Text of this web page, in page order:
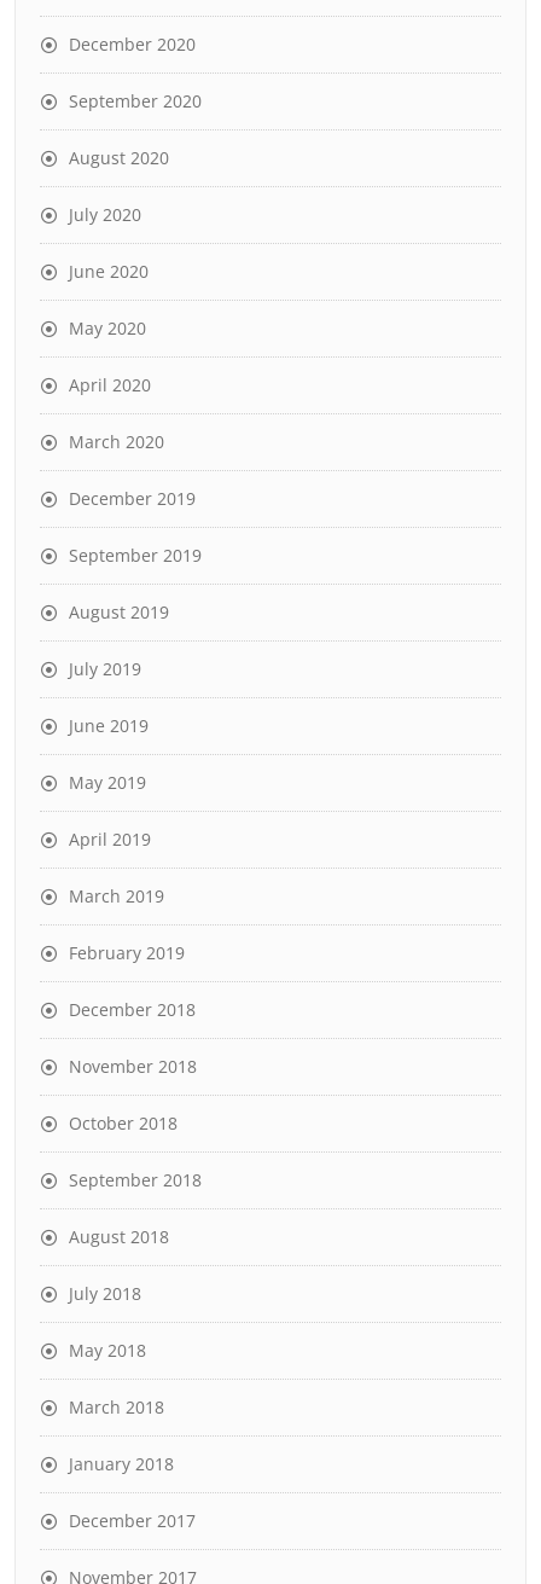
December 2020
September 2020
August 2020
July 2020
June 2020
May 2020
April 2020
March 2020
December 2019
September 2019
August 2019
July 2019
June 2019
May 2019
April 2019
March 2019
February 2019
December 2018
November 2018
October 2018
September 2018
August 2018
July 2018
May 2018
March 2018
January 2018
December 2017
November 2017